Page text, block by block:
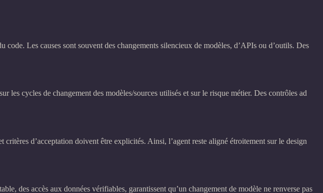
Les causes sont souvent des changements silencieux de modèles, d’APIs ou d’outils. Des
cycles de changement des modèles/sources utilisés et sur le risque métier. Des contrôles ad
d’acceptation doivent être explicités. Ainsi, l’agent reste aligné étroitement sur le design
des accès aux données vérifiables, garantissent qu’un changement de modèle ne renverse pas